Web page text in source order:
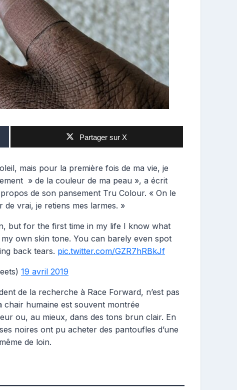
Partager sur X
mais pour la première fois de ma vie, je
» de la couleur de ma peau », a écrit
de son pansement Tru Colour. « On le
vrai, je retiens mes larmes. »
but for the first time in my life I know what
own skin tone. You can barely even spot
back tears. pic.twitter.com/GZR7hRBkJf
19 avril 2019
de la recherche à Race Forward, n’est pas
chair humaine est souvent montrée
ou, au mieux, dans des tons brun clair. En
noires ont pu acheter des pantoufles d’une
de loin.